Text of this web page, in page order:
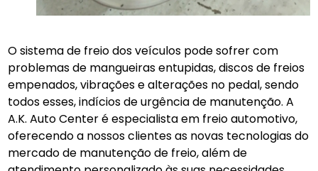
O sistema de freio dos veículos pode sofrer com
problemas de mangueiras entupidas, discos de freios
empenados, vibrações e alterações no pedal, sendo
todos esses, indícios de urgência de manutenção. A
A.K. Auto Center é especialista em freio automotivo,
oferecendo a nossos clientes as novas tecnologias do
mercado de manutenção de freio, além de